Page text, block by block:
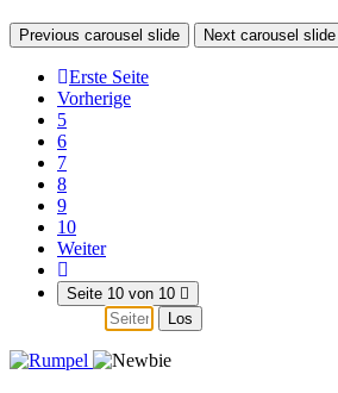
Previous carousel slide Next carousel slide
Erste Seite
Vorherige
5
6
7
8
9
10
Weiter
Seite 10 von 10
Los